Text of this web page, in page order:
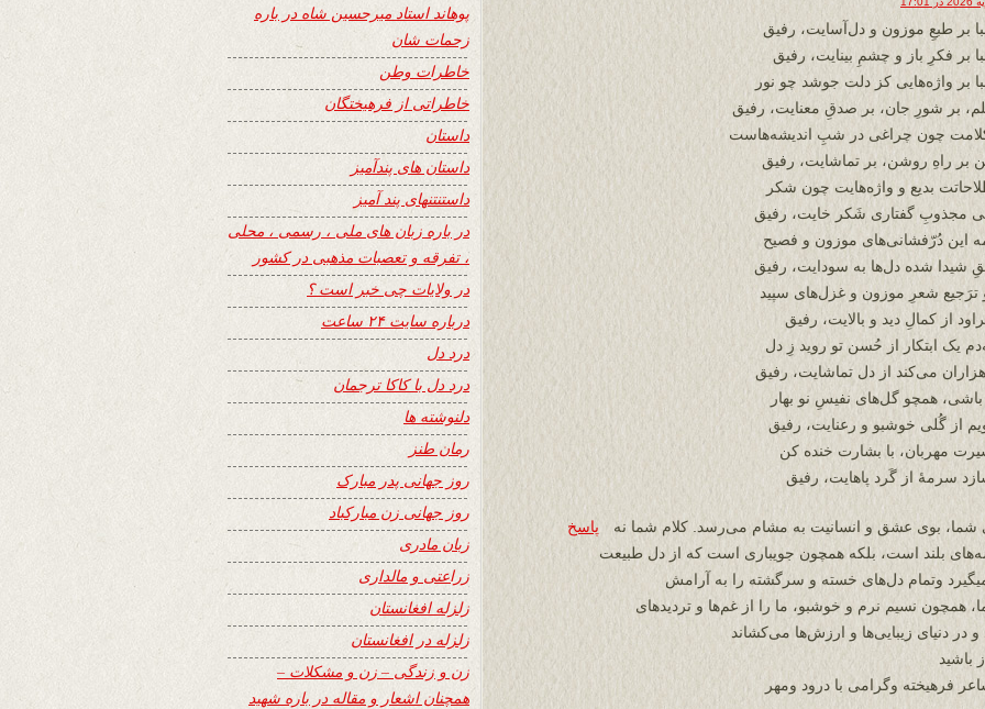
بر طبعِ موزون و دل‌آسایت، رفیق
بر فکرِ باز و چشمِ بینایت، رفیق
بر واژه‌هایی کز دلت جوشد چو نور
بر شورِ جان، بر صدقِ معنایت، رفیق
چون چراغی در شبِ اندیشه‌هاست
بر راهِ روشن، بر تماشایت، رفیق
بدیع و واژه‌هایت چون شکر
مجذوبِ گفتاری شَکر خایت، رفیق
این دُرّفشانی‌های موزون و فصیح
شیدا شده دل‌ها به سودایت، رفیق
ترَجیع شعرِ موزون و غزل‌های سپید
از کمالِ دید و بالایت، رفیق
یک ابتکار از حُسن تو روید زِ دل
می‌کند از دل تماشایت، رفیق
همچو گل‌های نفیسِ نو بهار
از گُلی خوشبو و رعنایت، رفیق
مهربان، با بشارت خنده کن
سرمهٔ از گَرد پاهایت، رفیق
شما، بوی عشق و انسانیت به مشام می‌رسد. کلام شما نه
بلند است، بلکه همچون جویباری است که از دل طبیعت
وتمام دل‌های خسته و سرگشته را به آرامش
همچون نسیم نرم و خوشبو، ما را از غم‌ها و تردیدهای
در دنیای زیبایی‌ها و ارزش‌ها می‌کشاند
باشید
فرهیخته وگرامی با درود ومهر
پاسخ
پوهاند استاد میرحسین شاه در باره
زحمات شان
خاطرات وطن
خاطراتی از فرهیختگان
داستان
داستان های پندآمیز
داستنتنهای پند آمیز
در باره زبان های ملی ، رسمی ، محلی
، تفرقه و تعصبات مذهبی در کشور
در ولایات چی خبر است ؟
درباره سایت ۲۴ ساعت
درد دل
درد دل با کاکا ترجمان
دلنوشته ها
رمان طنز
روز جهانی پدر مبارک
روز جهانی زن مبارکباد
زبان مادری
زراعتی و مالداری
زلزله افغانستان
زلزله در افغانستان
زن و زندگی – زن و مشکلات –
همچنان اشعار و مقاله در باره شهید